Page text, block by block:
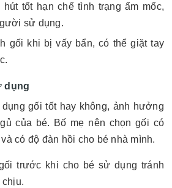
hút tốt hạn chế tình trạng ẩm mốc,
sử dụng.
gối khi bị vấy bẩn, có thể giặt tay
dụng
gối tốt hay không, ảnh hưởng
của bé. Bố mẹ nên chọn gối có
có độ đàn hồi cho bé nhà mình.
trước khi cho bé sử dụng tránh
chịu.